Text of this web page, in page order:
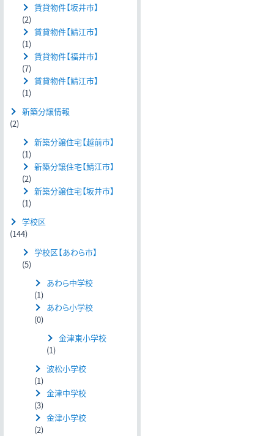
賃貸物件【坂井市】
(2)
賃貸物件【鯖江市】
(1)
賃貸物件【福井市】
(7)
賃貸物件【鯖江市】
(1)
新築分譲情報
(2)
新築分譲住宅【越前市】
(1)
新築分譲住宅【鯖江市】
(2)
新築分譲住宅【坂井市】
(1)
学校区
(144)
学校区【あわら市】
(5)
あわら中学校
(1)
あわら小学校
(0)
金津東小学校
(1)
波松小学校
(1)
金津中学校
(3)
金津小学校
(2)